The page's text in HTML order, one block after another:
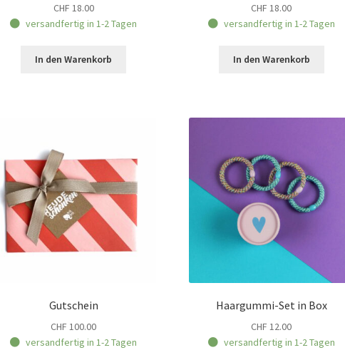
CHF 18.00
versandfertig in 1-2 Tagen
In den Warenkorb
CHF 18.00
versandfertig in 1-2 Tagen
In den Warenkorb
Gutschein
CHF 100.00
versandfertig in 1-2 Tagen
Haargummi-Set in Box
CHF 12.00
versandfertig in 1-2 Tagen